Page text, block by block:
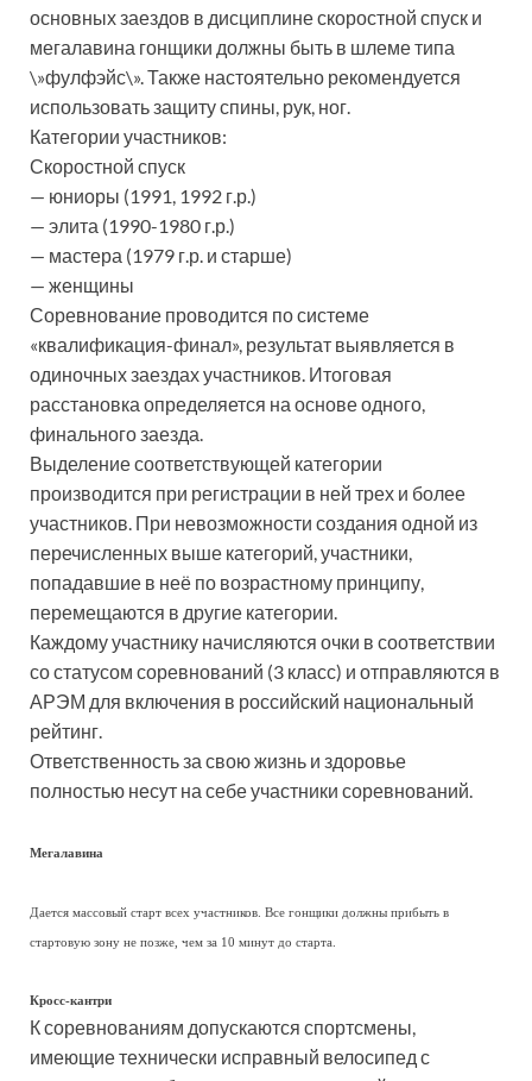
основных заездов в дисциплине скоростной спуск и
мегалавина гонщики должны быть в шлеме типа
\»фулфэйс\». Также настоятельно рекомендуется
использовать защиту спины, рук, ног.
Категории участников:
Скоростной спуск
— юниоры (1991, 1992 г.р.)
— элита (1990-1980 г.р.)
— мастера (1979 г.р. и старше)
— женщины
Соревнование проводится по системе
«квалификация-финал», результат выявляется в
одиночных заездах участников. Итоговая
расстановка определяется на основе одного,
финального заезда.
Выделение соответствующей категории
производится при регистрации в ней трех и более
участников. При невозможности создания одной из
перечисленных выше категорий, участники,
попадавшие в неё по возрастному принципу,
перемещаются в другие категории.
Каждому участнику начисляются очки в соответствии
со статусом соревнований (3 класс) и отправляются в
АРЭМ для включения в российский национальный
рейтинг.
Ответственность за свою жизнь и здоровье
полностью несут на себе участники соревнований.
Мегалавина
Дается массовый старт всех участников. Все гонщики должны прибыть в
стартовую зону не позже, чем за 10 минут до старта.
Кросс-кантри
К соревнованиям допускаются спортсмены,
имеющие технически исправный велосипед с